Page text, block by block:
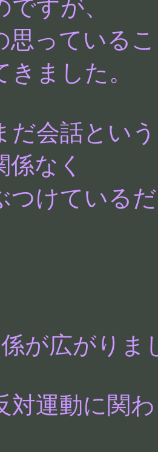
すが、
思っている
きました。
だ会話とい
なく
つけている
が広がりま
対運動に関